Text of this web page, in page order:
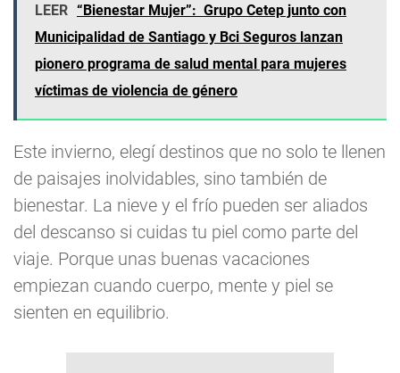
LEER “Bienestar Mujer”: Grupo Cetep junto con
Municipalidad de Santiago y Bci Seguros lanzan
pionero programa de salud mental para mujeres
víctimas de violencia de género
Este invierno, elegí destinos que no solo te llenen
de paisajes inolvidables, sino también de
bienestar. La nieve y el frío pueden ser aliados
del descanso si cuidas tu piel como parte del
viaje. Porque unas buenas vacaciones
empiezan cuando cuerpo, mente y piel se
sienten en equilibrio.